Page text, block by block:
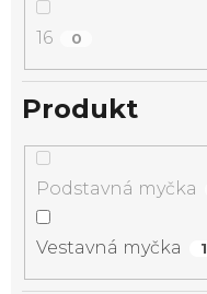
16 0
Produkt
Podstavná myčka
Vestavná myčka 1